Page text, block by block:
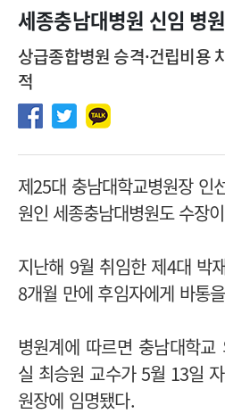
[서울아산병원] 2026년 하반기 인턴 모집
세종충남대병원 신임 병
상급종합병원 승격·건립비용
적
제25대 충남대학교병원장 인
원인 세종충남대병원도 수장
지난해 9월 취임한 제4대 박
8개월 만에 후임자에게 바통
병원계에 따르면 충남대학
실 최승원 교수가 5월 13일
원장에 임명됐다.